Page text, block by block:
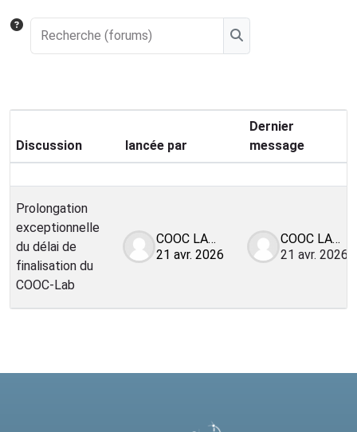
Recherche (forums)
Recherche (forums)
Statut
Discussion lancée par
Dernier
message
Prolongation
exceptionnelle
du délai de
finalisation du
COOC-Lab
COOC LABS
21 avr. 2026
COOC LABS
21 avr. 2026